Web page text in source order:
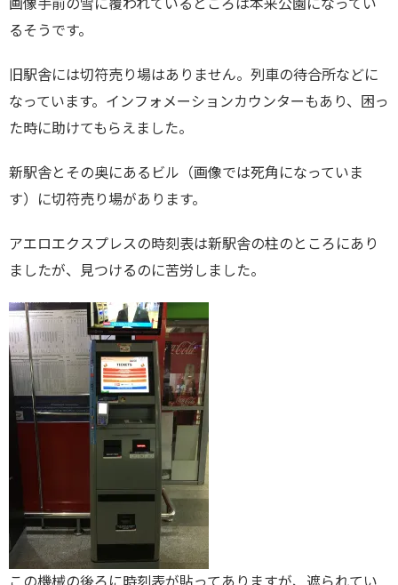
画像手前の雪に覆われているところは本来公園になってい
るそうです。
旧駅舎には切符売り場はありません。列車の待合所などに
なっています。インフォメーションカウンターもあり、困っ
た時に助けてもらえました。
新駅舎とその奥にあるビル（画像では死角になっていま
す）に切符売り場があります。
アエロエクスプレスの時刻表は新駅舎の柱のところにあり
ましたが、見つけるのに苦労しました。
この機械の後ろに時刻表が貼ってありますが、遮られてい